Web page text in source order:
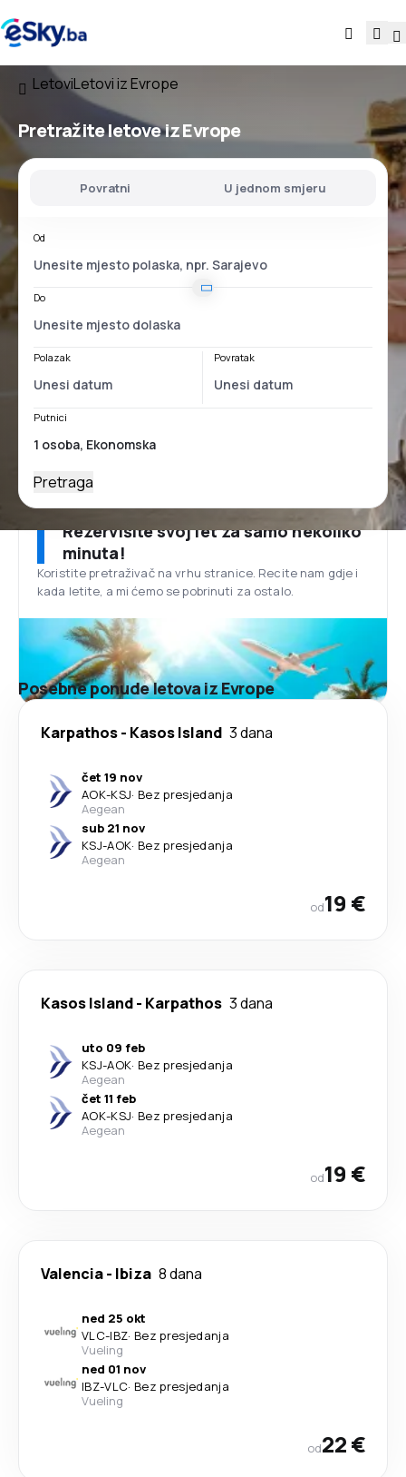
LetoviLetovi iz Evrope
Pretražite letove iz Evrope
Povratni U jednom smjeru
Od
Do
Polazak Povratak
Putnici
Pretraga
Rezervišite svoj let za samo nekoliko
minuta!
Koristite pretraživač na vrhu stranice. Recite nam gdje i
kada letite, a mi ćemo se pobrinuti za ostalo.
Posebne ponude letova iz Evrope
Karpathos- Kasos Island 3 dana
čet 19 nov
AOK-KSJ· Bez presjedanja
Aegean
sub 21 nov
KSJ-AOK· Bez presjedanja
Aegean
od19 €
Kasos Island- Karpathos 3 dana
uto 09 feb
KSJ-AOK· Bez presjedanja
Aegean
čet 11 feb
AOK-KSJ· Bez presjedanja
Aegean
od19 €
Valencia- Ibiza 8 dana
ned 25 okt
VLC-IBZ· Bez presjedanja
Vueling
ned 01 nov
IBZ-VLC· Bez presjedanja
Vueling
od22 €